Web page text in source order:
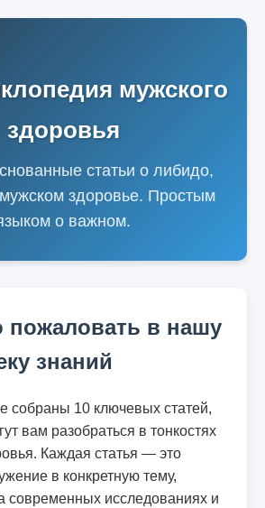
мужского
здоровья
статьи о либидо,
здоровье. Простым
о важном.
пожаловать в нашу
знаний
собраны 10 ключевых статей,
вам разобраться в тонкостях
Каждая статья — это
в конкретную тему,
современных исследованиях и